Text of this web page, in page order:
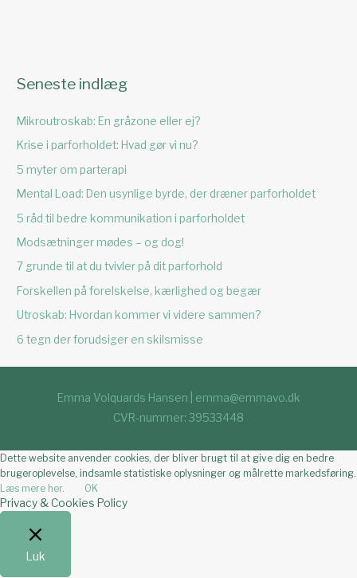
Seneste indlæg
Mikroutroskab: En gråzone eller ej?
Krise i parforholdet: Hvad gør vi nu?
5 myter om parterapi
Mental Load: Den usynlige byrde, der dræner parforholdet
5 råd til bedre kommunikation i parforholdet
Modsætninger mødes – og dog!
7 grunde til at du tvivler på dit parforhold
Forskellen på forelskelse, kærlighed og begær
Utroskab: Hvordan kommer vi videre sammen?
6 tegn der forudsiger en skilsmisse
Emma Volquards Hansen | emma@emmavo.dk
CVR-nummer: 39533448
Dette website anvender cookies, der bliver brugt til at give dig en bedre
brugeroplevelse, indsamle statistiske oplysninger og målrette markedsføring.
Læs mere her.
OK
Privacy & Cookies Policy
Luk